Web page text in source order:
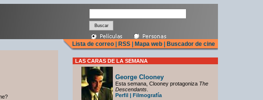
Lista de correo RSS Mapa web Buscador de cine
LAS CARAS DE LA SEMANA
George Clooney
Esta semana, Clooney protagoniza The
Descendants
Perfil | Filmografía